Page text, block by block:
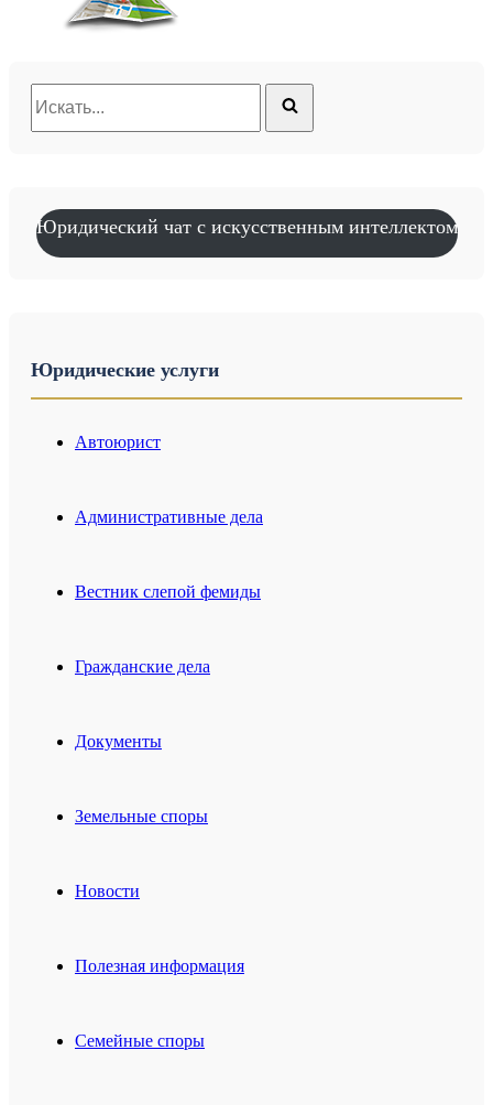
Искать...
Юридический чат с искусственным интеллектом
Юридические услуги
Автоюрист
Административные дела
Вестник слепой фемиды
Гражданские дела
Документы
Земельные споры
Новости
Полезная информация
Семейные споры